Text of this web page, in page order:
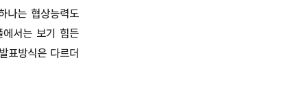
나는 협상능력도
서는 보기 힘든
표방식은 다르더